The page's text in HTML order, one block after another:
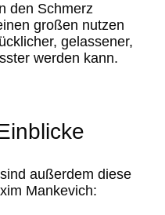
den Schmerz
großen nutzen
gelassener,
werden kann.
außerdem diese
Mankevich: